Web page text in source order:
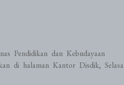
Pendidikan dan Kebudayaan
di halaman Kantor Disdik, Selasa